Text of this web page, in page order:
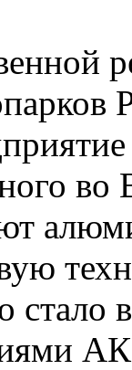
во
стало